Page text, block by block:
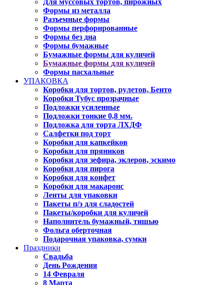
Для муссовых тортов, пирожных
Формы из металла
Разъемные формы
Формы перфорированные
Формы без дна
Формы бумажные
Бумажные формы для куличей
Бумажные формы для куличей
Формы пасхальные
УПАКОВКА
Коробки для тортов, рулетов, Бенто
Коробки Тубус прозрачные
Подложки усиленные
Подложки тонкие 0,8 мм.
Подложка для торта ЛХДФ
Салфетки под торт
Коробки для капкейков
Коробки для пряников
Коробки для зефира, эклеров, эскимо
Коробки для пирога
Коробки для конфет
Коробки для макаронс
Ленты для упаковки
Пакеты п/э для сладостей
Пакеты/коробки для куличей
Наполнитель бумажный, тишью
Фольга оберточная
Подарочная упаковка, сумки
Праздники
Свадьба
День Рождения
14 Февраля
8 Марта